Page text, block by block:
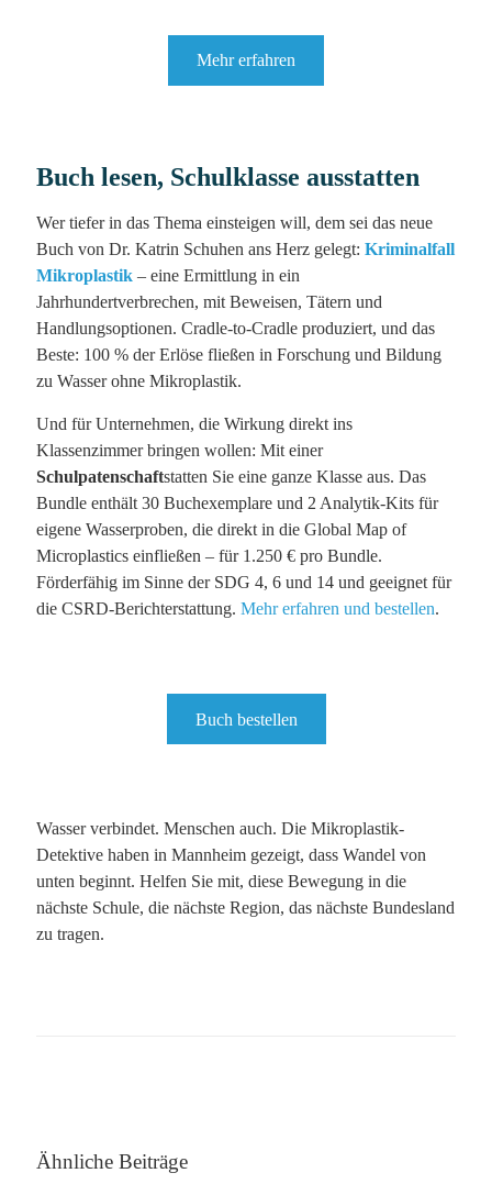
Mehr erfahren
Buch lesen, Schulklasse ausstatten
Wer tiefer in das Thema einsteigen will, dem sei das neue
Buch von Dr. Katrin Schuhen ans Herz gelegt: Kriminalfall
Mikroplastik – eine Ermittlung in ein
Jahrhundertverbrechen, mit Beweisen, Tätern und
Handlungsoptionen. Cradle-to-Cradle produziert, und das
Beste: 100 % der Erlöse fließen in Forschung und Bildung
zu Wasser ohne Mikroplastik.
Und für Unternehmen, die Wirkung direkt ins
Klassenzimmer bringen wollen: Mit einer
Schulpatenschaftstatten Sie eine ganze Klasse aus. Das
Bundle enthält 30 Buchexemplare und 2 Analytik-Kits für
eigene Wasserproben, die direkt in die Global Map of
Microplastics einfließen – für 1.250 € pro Bundle.
Förderfähig im Sinne der SDG 4, 6 und 14 und geeignet für
die CSRD-Berichterstattung. Mehr erfahren und bestellen.
Buch bestellen
Wasser verbindet. Menschen auch. Die Mikroplastik-
Detektive haben in Mannheim gezeigt, dass Wandel von
unten beginnt. Helfen Sie mit, diese Bewegung in die
nächste Schule, die nächste Region, das nächste Bundesland
zu tragen.
Ähnliche Beiträge